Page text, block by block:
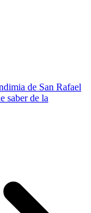
de San Rafael
saber de la